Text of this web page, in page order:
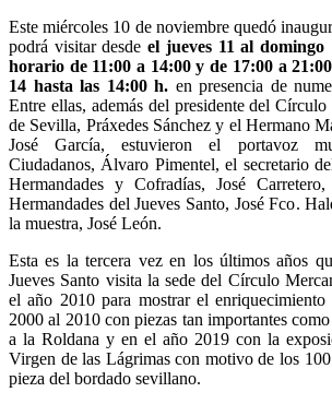
Este miércoles 10 de noviembre quedó
podrá visitar desdeel jueves 11 al domingo
horario de 11:00 a 14:00 y de 17:00 a
14 hasta las 14:00 h. en presencia de
Entre ellas, además del presidente del
de Sevilla, Práxedes Sánchez y el Hermano
José García, estuvieron el portavoz
Ciudadanos, Álvaro Pimentel, el secretario
Hermandades y Cofradías, José
Hermandades del Jueves Santo, José Fco.
la muestra, José León.
Esta es la tercera vez en los últimos años
Jueves Santo visita la sede del Círculo
el año 2010 para mostrar el
2000 al 2010 con piezas tan importantes
a la Roldana y en el año 2019 con la
Virgen de las Lágrimas con motivo de los 100
pieza del bordado sevillano.